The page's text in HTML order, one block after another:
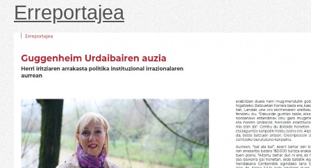
Erreportajea